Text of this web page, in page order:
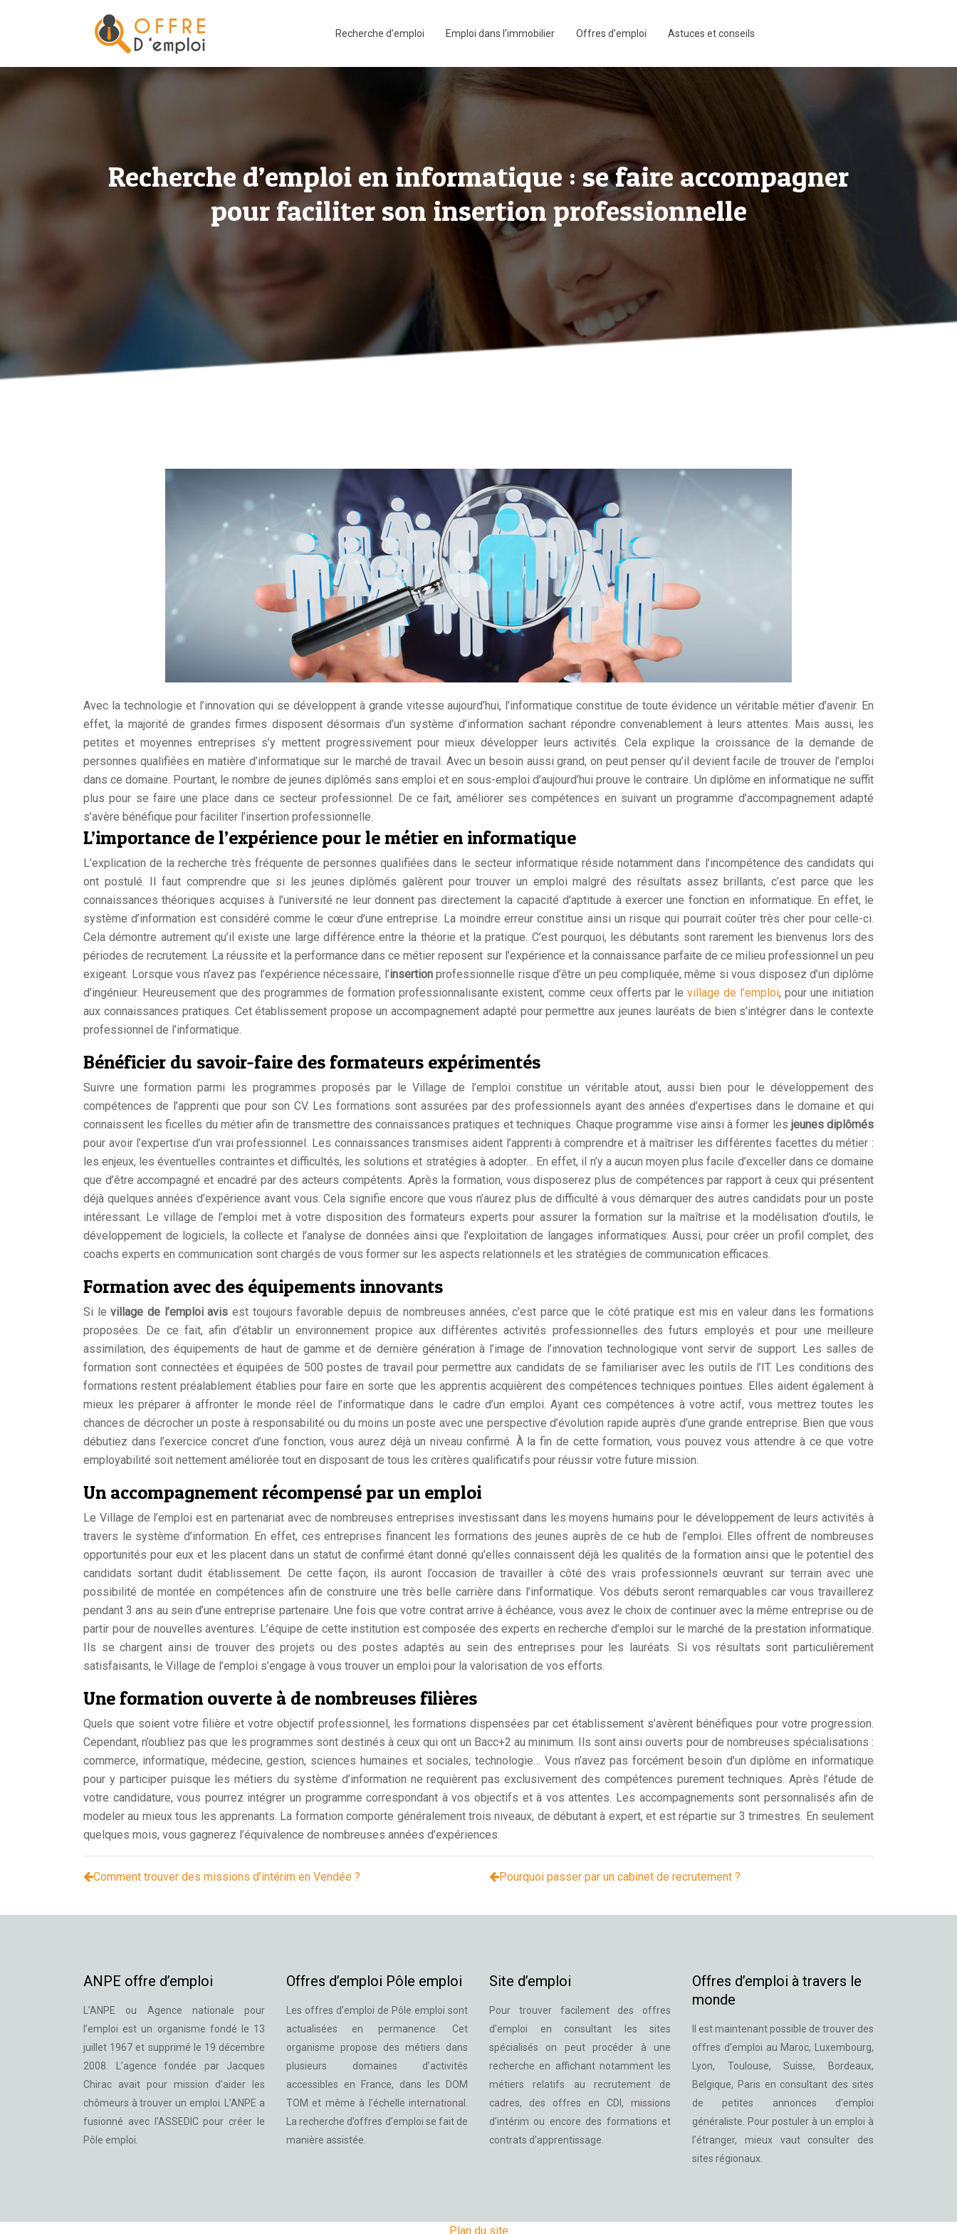
Recherche d’emploi Emploi dans l’immobilier Offres d’emploi Astuces et conseils
Recherche d’emploi en informatique : se faire accompagner
pour faciliter son insertion professionnelle
Avec la technologie et l’innovation qui se développent à grande vitesse aujourd’hui, l’informatique constitue de toute évidence un véritable métier d’avenir. En
effet, la majorité de grandes firmes disposent désormais d’un système d’information sachant répondre convenablement à leurs attentes. Mais aussi, les
petites et moyennes entreprises s’y mettent progressivement pour mieux développer leurs activités. Cela explique la croissance de la demande de
personnes qualifiées en matière d’informatique sur le marché de travail. Avec un besoin aussi grand, on peut penser qu’il devient facile de trouver de l’emploi
dans ce domaine. Pourtant, le nombre de jeunes diplômés sans emploi et en sous-emploi d’aujourd’hui prouve le contraire. Un diplôme en informatique ne suffit
plus pour se faire une place dans ce secteur professionnel. De ce fait, améliorer ses compétences en suivant un programme d’accompagnement adapté
s’avère bénéfique pour faciliter l’insertion professionnelle.
L’importance de l’expérience pour le métier en informatique
L’explication de la recherche très fréquente de personnes qualifiées dans le secteur informatique réside notamment dans l’incompétence des candidats qui
ont postulé. Il faut comprendre que si les jeunes diplômés galèrent pour trouver un emploi malgré des résultats assez brillants, c’est parce que les
connaissances théoriques acquises à l’université ne leur donnent pas directement la capacité d’aptitude à exercer une fonction en informatique. En effet, le
système d’information est considéré comme le cœur d’une entreprise. La moindre erreur constitue ainsi un risque qui pourrait coûter très cher pour celle-ci.
Cela démontre autrement qu’il existe une large différence entre la théorie et la pratique. C’est pourquoi, les débutants sont rarement les bienvenus lors des
périodes de recrutement. La réussite et la performance dans ce métier reposent sur l’expérience et la connaissance parfaite de ce milieu professionnel un peu
exigeant. Lorsque vous n’avez pas l’expérience nécessaire, l’insertionprofessionnelle risque d’être un peu compliquée, même si vous disposez d’un diplôme
d’ingénieur. Heureusement que des programmes de formation professionnalisante existent, comme ceux offerts par le village de l’emploi, pour une initiation
aux connaissances pratiques. Cet établissement propose un accompagnement adapté pour permettre aux jeunes lauréats de bien s’intégrer dans le contexte
professionnel de l’informatique.
Bénéficier du savoir-faire des formateurs expérimentés
Suivre une formation parmi les programmes proposés par le Village de l’emploi constitue un véritable atout, aussi bien pour le développement des
compétences de l’apprenti que pour son CV. Les formations sont assurées par des professionnels ayant des années d’expertises dans le domaine et qui
connaissent les ficelles du métier afin de transmettre des connaissances pratiques et techniques. Chaque programme vise ainsi à former les jeunes diplômés
pour avoir l’expertise d’un vrai professionnel. Les connaissances transmises aident l’apprenti à comprendre et à maîtriser les différentes facettes du métier :
les enjeux, les éventuelles contraintes et difficultés, les solutions et stratégies à adopter… En effet, il n’y a aucun moyen plus facile d’exceller dans ce domaine
que d’être accompagné et encadré par des acteurs compétents. Après la formation, vous disposerez plus de compétences par rapport à ceux qui présentent
déjà quelques années d’expérience avant vous. Cela signifie encore que vous n’aurez plus de difficulté à vous démarquer des autres candidats pour un poste
intéressant. Le village de l’emploi met à votre disposition des formateurs experts pour assurer la formation sur la maîtrise et la modélisation d’outils, le
développement de logiciels, la collecte et l’analyse de données ainsi que l’exploitation de langages informatiques. Aussi, pour créer un profil complet, des
coachs experts en communication sont chargés de vous former sur les aspects relationnels et les stratégies de communication efficaces.
Formation avec des équipements innovants
Si levillage de l’emploi avis est toujours favorable depuis de nombreuses années, c’est parce que le côté pratique est mis en valeur dans les formations
proposées. De ce fait, afin d’établir un environnement propice aux différentes activités professionnelles des futurs employés et pour une meilleure
assimilation, des équipements de haut de gamme et de dernière génération à l’image de l’innovation technologique vont servir de support. Les salles de
formation sont connectées et équipées de 500 postes de travail pour permettre aux candidats de se familiariser avec les outils de l’IT. Les conditions des
formations restent préalablement établies pour faire en sorte que les apprentis acquièrent des compétences techniques pointues. Elles aident également à
mieux les préparer à affronter le monde réel de l’informatique dans le cadre d’un emploi. Ayant ces compétences à votre actif, vous mettrez toutes les
chances de décrocher un poste à responsabilité ou du moins un poste avec une perspective d’évolution rapide auprès d’une grande entreprise. Bien que vous
débutiez dans l’exercice concret d’une fonction, vous aurez déjà un niveau confirmé. À la fin de cette formation, vous pouvez vous attendre à ce que votre
employabilité soit nettement améliorée tout en disposant de tous les critères qualificatifs pour réussir votre future mission.
Un accompagnement récompensé par un emploi
Le Village de l’emploi est en partenariat avec de nombreuses entreprises investissant dans les moyens humains pour le développement de leurs activités à
travers le système d’information. En effet, ces entreprises financent les formations des jeunes auprès de ce hub de l’emploi. Elles offrent de nombreuses
opportunités pour eux et les placent dans un statut de confirmé étant donné qu’elles connaissent déjà les qualités de la formation ainsi que le potentiel des
candidats sortant dudit établissement. De cette façon, ils auront l’occasion de travailler à côté des vrais professionnels œuvrant sur terrain avec une
possibilité de montée en compétences afin de construire une très belle carrière dans l’informatique. Vos débuts seront remarquables car vous travaillerez
pendant 3 ans au sein d’une entreprise partenaire. Une fois que votre contrat arrive à échéance, vous avez le choix de continuer avec la même entreprise ou de
partir pour de nouvelles aventures. L’équipe de cette institution est composée des experts en recherche d’emploi sur le marché de la prestation informatique.
Ils se chargent ainsi de trouver des projets ou des postes adaptés au sein des entreprises pour les lauréats. Si vos résultats sont particulièrement
satisfaisants, le Village de l’emploi s’engage à vous trouver un emploi pour la valorisation de vos efforts.
Une formation ouverte à de nombreuses filières
Quels que soient votre filière et votre objectif professionnel, les formations dispensées par cet établissement s’avèrent bénéfiques pour votre progression.
Cependant, n’oubliez pas que les programmes sont destinés à ceux qui ont un Bacc+2 au minimum. Ils sont ainsi ouverts pour de nombreuses spécialisations :
commerce, informatique, médecine, gestion, sciences humaines et sociales, technologie… Vous n’avez pas forcément besoin d’un diplôme en informatique
pour y participer puisque les métiers du système d’information ne requièrent pas exclusivement des compétences purement techniques. Après l’étude de
votre candidature, vous pourrez intégrer un programme correspondant à vos objectifs et à vos attentes. Les accompagnements sont personnalisés afin de
modeler au mieux tous les apprenants. La formation comporte généralement trois niveaux, de débutant à expert, et est répartie sur 3 trimestres. En seulement
quelques mois, vous gagnerez l’équivalence de nombreuses années d’expériences.
Comment trouver des missions d’intérim en Vendée ? Pourquoi passer par un cabinet de recrutement ?
ANPE offre d’emploi
L’ANPE ou Agence nationale pour
l’emploi est un organisme fondé le 13
juillet 1967 et supprimé le 19 décembre
2008. L’agence fondée par Jacques
Chirac avait pour mission d’aider les
chômeurs à trouver un emploi. L’ANPE a
fusionné avec l’ASSEDIC pour créer le
Pôle emploi.
Offres d’emploi Pôle emploi
Les offres d’emploi de Pôle emploi sont
actualisées en permanence. Cet
organisme propose des métiers dans
plusieurs domaines d’activités
accessibles en France, dans les DOM
TOM et même à l’échelle international.
La recherche d’offres d’emploi se fait de
manière assistée.
Site d’emploi
Pour trouver facilement des offres
d’emploi en consultant les sites
spécialisés on peut procéder à une
recherche en affichant notamment les
métiers relatifs au recrutement de
cadres, des offres en CDI, missions
d’intérim ou encore des formations et
contrats d’apprentissage.
Offres d’emploi à travers le
monde
Il est maintenant possible de trouver des
offres d’emploi au Maroc, Luxembourg,
Lyon, Toulouse, Suisse, Bordeaux,
Belgique, Paris en consultant des sites
de petites annonces d’emploi
généraliste. Pour postuler à un emploi à
l’étranger, mieux vaut consulter des
sites régionaux.
Plan du site